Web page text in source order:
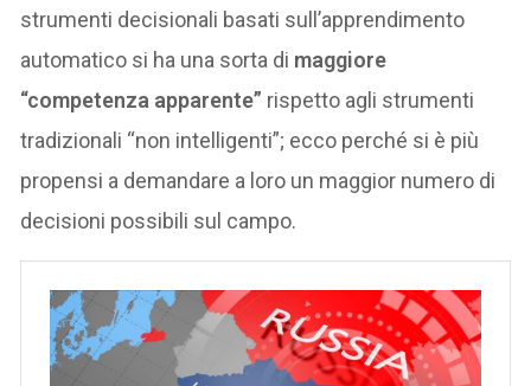
strumenti decisionali basati sull’apprendimento
automatico si ha una sorta di maggiore
“competenza apparente” rispetto agli strumenti
tradizionali “non intelligenti”; ecco perché si è più
propensi a demandare a loro un maggior numero di
decisioni possibili sul campo.